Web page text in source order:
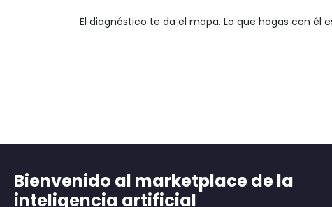
El diagnóstico te da el mapa. Lo que hagas con él
Bienvenido al marketplace de la
inteligencia artificial